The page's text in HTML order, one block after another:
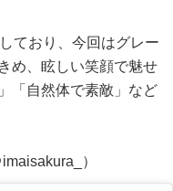
ており、今回はグレー
め、眩しい笑顔で魅せ
「自然体で素敵」など
）